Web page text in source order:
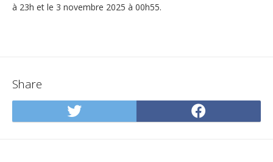
à 23h et le 3 novembre 2025 à 00h55.
Share
Share
on
on